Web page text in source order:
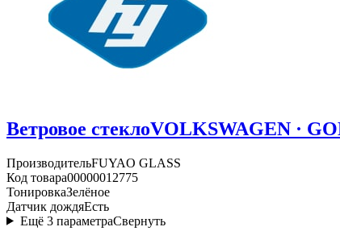
Ветровое стеклоVOLKSWAGEN ·
ПроизводительFUYAO GLASS
Код товара00000012775
ТонировкаЗелёное
Датчик дождяЕсть
Ещё 3 параметраСвернуть